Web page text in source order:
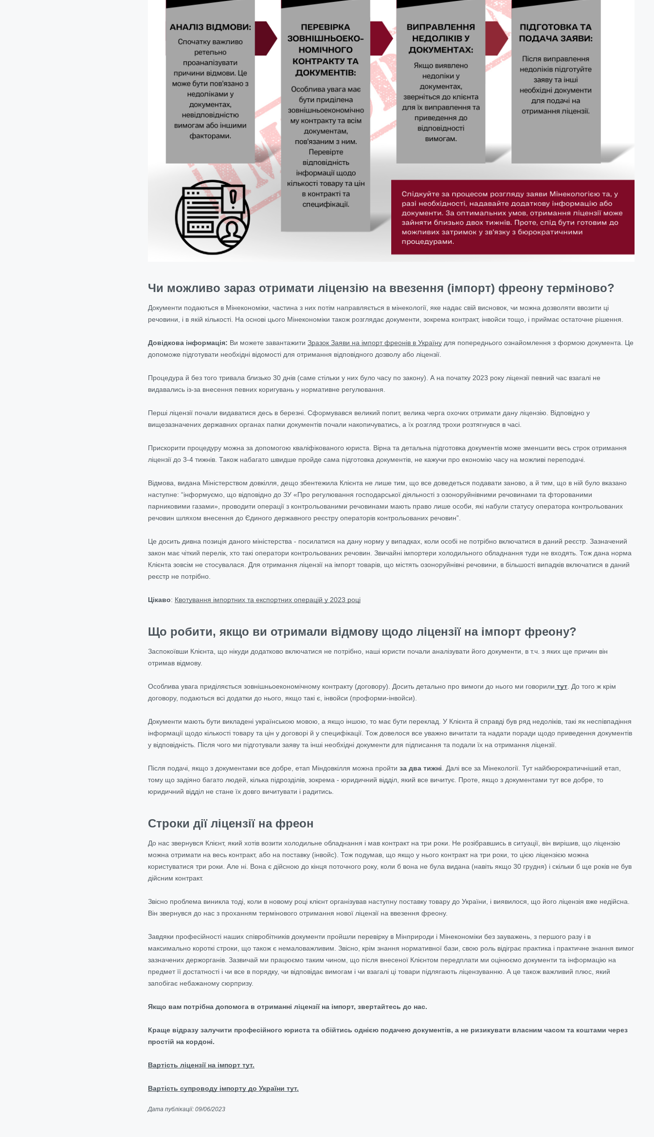
Чи можливо зараз отримати ліцензію на ввезення (імпорт) фреону терміново?
Документи подаються в Мінекономіки, частина з них потім направляється в мінекології, яке надає свій висновок, чи можна дозволяти ввозити ці
речовини, і в якій кількості. На основі цього Мінекономіки також розглядає документи, зокрема контракт, інвойси тощо, і приймає остаточне рішення.
Довідкова інформація: Ви можете завантажити Зразок Заяви на імпорт фреонів в Україну для попереднього ознайомлення з формою документа. Це
допоможе підготувати необхідні відомості для отримання відповідного дозволу або ліцензії.
Процедура й без того тривала близько 30 днів (саме стільки у них було часу по закону). А на початку 2023 року ліцензії певний час взагалі не
видавались із-за внесення певних коригувань у нормативне регулювання.
Перші ліцензії почали видаватися десь в березні. Сформувався великий попит, велика черга охочих отримати дану ліцензію. Відповідно у
вищезазначених державних органах папки документів почали накопичуватись, а їх розгляд трохи розтягнувся в часі.
Прискорити процедуру можна за допомогою кваліфікованого юриста. Вірна та детальна підготовка документів може зменшити весь строк отримання
ліцензії до 3-4 тижнів. Також набагато швидше пройде сама підготовка документів, не кажучи про економію часу на можливі переподачі.
Відмова, видана Міністерством довкілля, дещо збентежила Клієнта не лише тим, що все доведеться подавати заново, а й тим, що в ній було вказано
наступне: “інформуємо, що відповідно до ЗУ «Про регулювання господарської діяльності з озоноруйнівними речовинами та фторованими
парниковими газами», проводити операції з контрольованими речовинами мають право лише особи, які набули статусу оператора контрольованих
речовин шляхом внесення до Єдиного державного реєстру операторів контрольованих речовин”.
Це досить дивна позиція даного міністерства - посилатися на дану норму у випадках, коли особі не потрібно включатися в даний реєстр. Зазначений
закон має чіткий перелік, хто такі оператори контрольованих речовин. Звичайні імпортери холодильного обладнання туди не входять. Тож дана норма
Клієнта зовсім не стосувалася. Для отримання ліцензії на імпорт товарів, що містять озоноруйнівні речовини, в більшості випадків включатися в даний
реєстр не потрібно.
Цікаво: Квотування імпортних та експортних операцій у 2023 році
Що робити, якщо ви отримали відмову щодо ліцензії на імпорт фреону?
Заспокоївши Клієнта, що нікуди додатково включатися не потрібно, наші юристи почали аналізувати його документи, в т.ч. з яких ще причин він
отримав відмову.
Особлива увага приділяється зовнішньоекономічному контракту (договору). Досить детально про вимоги до нього ми говорили тут . До того ж крім
договору, подаються всі додатки до нього, якщо такі є, інвойси (проформи-інвойси).
Документи мають бути викладені українською мовою, а якщо іншою, то має бути переклад. У Клієнта й справді був ряд недоліків, такі як неспівпадіння
інформації щодо кількості товару та цін у договорі й у специфікації. Тож довелося все уважно вичитати та надати поради щодо приведення документів
у відповідність. Після чого ми підготували заяву та інші необхідні документи для підписання та подали їх на отримання ліцензії.
Після подачі, якщо з документами все добре, етап Міндовкілля можна пройти за два тижні . Далі все за Мінекології. Тут найбюрократичніший етап,
тому що задіяно багато людей, кілька підрозділів, зокрема - юридичний відділ, який все вичитує. Проте, якщо з документами тут все добре, то
юридичний відділ не стане їх довго вичитувати і радитись.
Строки дії ліцензії на фреон
До нас звернувся Клієнт, який хотів возити холодильне обладнання і мав контракт на три роки. Не розібравшись в ситуації, він вирішив, що ліцензію
можна отримати на весь контракт, або на поставку (інвойс). Тож подумав, що якщо у нього контракт на три роки, то цією ліцензією можна
користуватися три роки. Але ні. Вона є дійсною до кінця поточного року, коли б вона не була видана (навіть якщо 30 грудня) і скільки б ще років не був
дійсним контракт.
Звісно проблема виникла тоді, коли в новому році клієнт організував наступну поставку товару до України, і виявилося, що його ліцензія вже недійсна.
Він звернувся до нас з проханням термінового отримання нової ліцензії на ввезення фреону.
Завдяки професійності наших співробітників документи пройшли перевірку в Мінприроди і Мінекономіки без зауважень, з першого разу і в
максимально короткі строки, що також є немаловажливим. Звісно, крім знання нормативної бази, свою роль відіграє практика і практичне знання вимог
зазначених держорганів. Зазвичай ми працюємо таким чином, що після внесеної Клієнтом передплати ми оцінюємо документи та інформацію на
предмет її достатності і чи все в порядку, чи відповідає вимогам і чи взагалі ці товари підлягають ліцензуванню. А це також важливий плюс, який
запобігає небажаному сюрпризу.
Якщо вам потрібна допомога в отриманні ліцензії на імпорт, звертайтесь до нас.
Краще відразу залучити професійного юриста та обійтись однією подачею документів, а не ризикувати власним часом та коштами через
простій на кордоні.
Вартість ліцензії на імпорт тут.
Вартість супроводу імпорту до України тут.
Дата публікації: 09/06/2023